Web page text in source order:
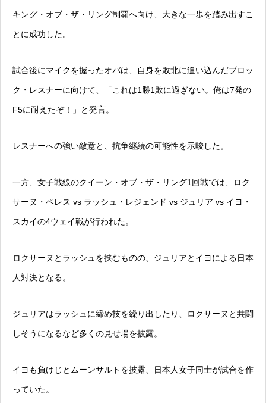
キング・オブ・ザ・リング制覇へ向け、大きな一歩を踏み出すこ
とに成功した。
試合後にマイクを握ったオバは、自身を敗北に追い込んだブロッ
ク・レスナーに向けて、「これは1勝1敗に過ぎない。俺は7発の
F5に耐えたぞ！」と発言。
レスナーへの強い敵意と、抗争継続の可能性を示唆した。
一方、女子戦線のクイーン・オブ・ザ・リング1回戦では、ロク
サーヌ・ペレス vs ラッシュ・レジェンド vs ジュリア vs イヨ・
スカイの4ウェイ戦が行われた。
ロクサーヌとラッシュを挟むものの、ジュリアとイヨによる日本
人対決となる。
ジュリアはラッシュに締め技を繰り出したり、ロクサーヌと共闘
しそうになるなど多くの見せ場を披露。
イヨも負けじとムーンサルトを披露、日本人女子同士が試合を作
っていた。